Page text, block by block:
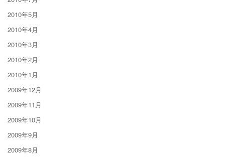
2010年5月
2010年4月
2010年3月
2010年2月
2010年1月
2009年12月
2009年11月
2009年10月
2009年9月
2009年8月